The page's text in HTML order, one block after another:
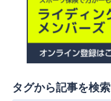
タグから記事を検索